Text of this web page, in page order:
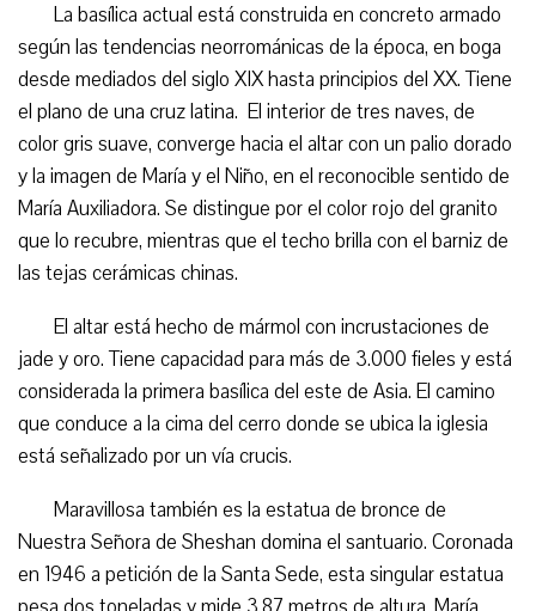
La basílica actual está construida en concreto armado
según las tendencias neorrománicas de la época, en boga
desde mediados del siglo XIX hasta principios del XX. Tiene
el plano de una cruz latina. El interior de tres naves, de
color gris suave, converge hacia el altar con un palio dorado
y la imagen de María y el Niño, en el reconocible sentido de
María Auxiliadora. Se distingue por el color rojo del granito
que lo recubre, mientras que el techo brilla con el barniz de
las tejas cerámicas chinas.
El altar está hecho de mármol con incrustaciones de
jade y oro. Tiene capacidad para más de 3.000 fieles y está
considerada la primera basílica del este de Asia. El camino
que conduce a la cima del cerro donde se ubica la iglesia
está señalizado por un vía crucis.
Maravillosa también es la estatua de bronce de
Nuestra Señora de Sheshan domina el santuario. Coronada
en 1946 a petición de la Santa Sede, esta singular estatua